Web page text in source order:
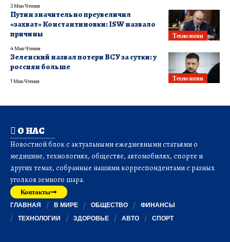
3 Мин Чтения
Технологии
Путин значительно преувеличил
«захват» Константиновки: ISW назвало
причины
4 Мин Чтения
Технологии
Зеленский назвал потери ВСУ за сутки: у
россиян больше
1 Мин Чтения
О НАС
Новостной блок с актуальными ежедневными статьями о
медицине, технологиях, обществе, автомобилях, спорте и
других темах, собранные нашими корреспондентами с разных
уголков земного шара.
Контакты
ГЛАВНАЯ В МИРЕ ОБЩЕСТВО
ФИНАНСЫ
ТЕХНОЛОГИИ
ЗДОРОВЬЕ АВТО СПОРТ